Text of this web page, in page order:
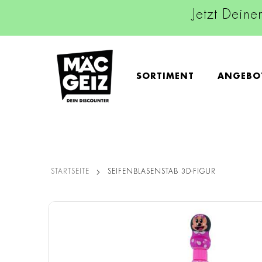
Jetzt
SORTIMENT
STARTSEITE SEIFENBLASENSTAB 3D-FIGUR
Zum